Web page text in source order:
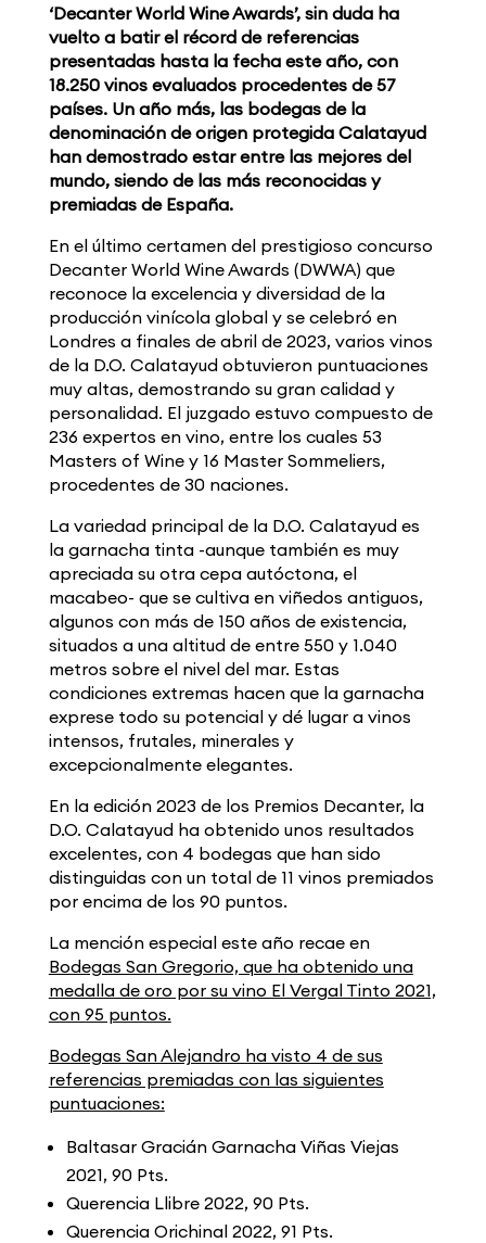
‘Decanter World Wine Awards’, sin duda ha
vuelto a batir el récord de referencias
presentadas hasta la fecha este año, con
18.250 vinos evaluados procedentes de 57
países. Un año más, las bodegas de la
denominación de origen protegida Calatayud
han demostrado estar entre las mejores del
mundo, siendo de las más reconocidas y
premiadas de España.
En el último certamen del prestigioso concurso
Decanter World Wine Awards (DWWA) que
reconoce la excelencia y diversidad de la
producción vinícola global y se celebró en
Londres a finales de abril de 2023, varios vinos
de la D.O. Calatayud obtuvieron puntuaciones
muy altas, demostrando su gran calidad y
personalidad. El juzgado estuvo compuesto de
236 expertos en vino, entre los cuales 53
Masters of Wine y 16 Master Sommeliers,
procedentes de 30 naciones.
La variedad principal de la D.O. Calatayud es
la garnacha tinta -aunque también es muy
apreciada su otra cepa autóctona, el
macabeo- que se cultiva en viñedos antiguos,
algunos con más de 150 años de existencia,
situados a una altitud de entre 550 y 1.040
metros sobre el nivel del mar. Estas
condiciones extremas hacen que la garnacha
exprese todo su potencial y dé lugar a vinos
intensos, frutales, minerales y
excepcionalmente elegantes.
En la edición 2023 de los Premios Decanter, la
D.O. Calatayud ha obtenido unos resultados
excelentes, con 4 bodegas que han sido
distinguidas con un total de 11 vinos premiados
por encima de los 90 puntos.
La mención especial este año recae en
Bodegas San Gregorio, que ha obtenido una
medalla de oro por su vino El Vergal Tinto 2021,
con 95 puntos.
Bodegas San Alejandro ha visto 4 de sus
referencias premiadas con las siguientes
puntuaciones:
Baltasar Gracián Garnacha Viñas Viejas
2021, 90 Pts.
Querencia Llibre 2022, 90 Pts.
Querencia Orichinal 2022, 91 Pts.